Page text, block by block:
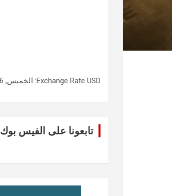
Exchange Rate USD : الخميس, 6 أغسطس.
تابعونا على الفيس بوك